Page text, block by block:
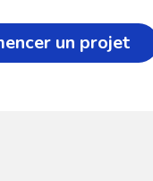
un projet